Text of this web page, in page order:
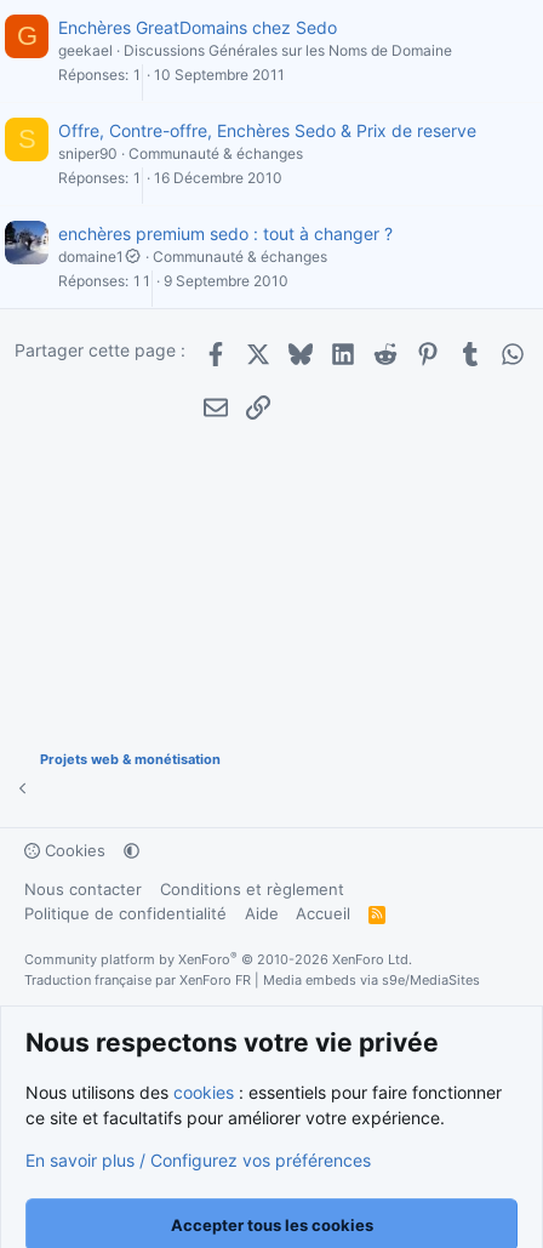
G Enchères GreatDomains chez Sedo
geekael
Discussions Générales sur les Noms de Domaine
Réponses 1 10 Septembre 2011
S Offre, Contre-offre, Enchères Sedo & Prix de reserve
sniper90
Communauté & échanges
Réponses 1 16 Décembre 2010
enchères premium sedo : tout à changer ?
domaine1
Communauté & échanges
Réponses 11 9 Septembre 2010
Partager cette page :
Facebook
X BlueskyLinkedInRedditPinterestTumblr
E-mailLien
Projets web & monétisation
Cookies
Nous contacter
Conditions et règlement
Politique de confidentialité
Aide Accueil
R
S
Community platform by XenForo® © 2010-2026 XenForo Ltd.
Traduction française par XenForo FR Media embeds via s9e/MediaSites
Nous respectons votre vie privée
Nous utilisons des cookies : essentiels pour faire fonctionner
ce site et facultatifs pour améliorer votre expérience.
En savoir plus / Configurez vos préférences
Accepter tous les cookies